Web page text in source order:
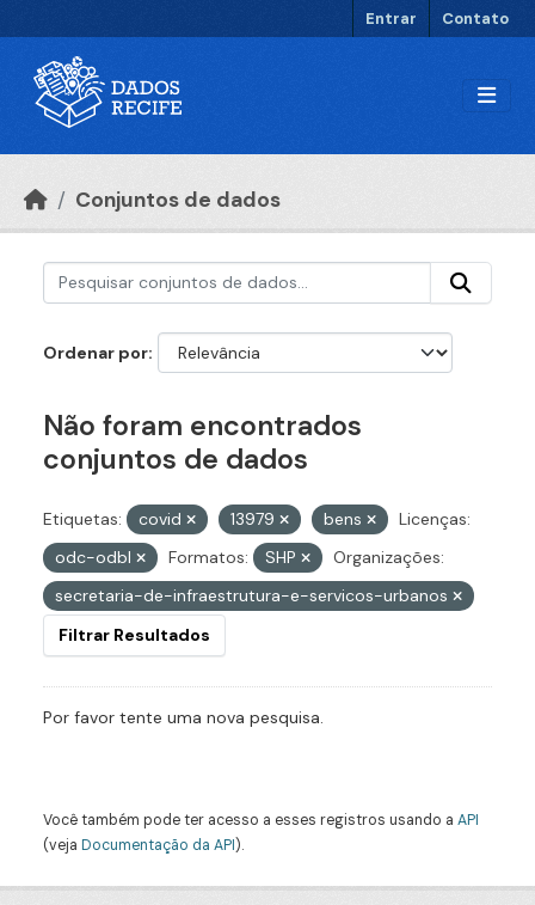
Entrar Contato
Conjuntos de dados
Ordenar por
Não foram encontrados
conjuntos de dados
Etiquetas: covid 13979 bens
Licenças:
odc-odbl
Formatos: SHP
Organizações:
secretaria-de-infraestrutura-e-servicos-urbanos
Filtrar Resultados
Por favor tente uma nova pesquisa.
Você também pode ter acesso a esses registros usando a API
(veja Documentação da API).